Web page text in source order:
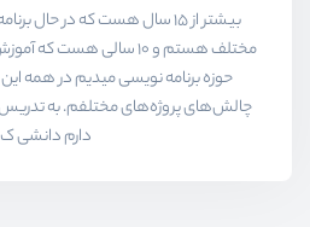
بیشتر از ۱۵ سال هست که در حال
مختلف هستم و ۱۰ سالی هست
حوزه برنامه نویسی میدیم در همه
چالش‌های پروژه‌های مختلفم. به
دارم دانشی